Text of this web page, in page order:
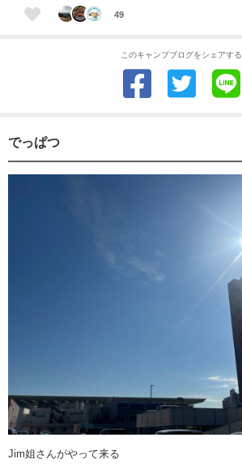
49
このキャンプブログをシェアする
でっぱつ
Jim姐さんがやって来る